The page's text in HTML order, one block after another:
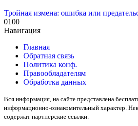
Тройная измена: ошибка или
0100
Навигация
Главная
Обратная связь
Политика конф.
Правообладателям
Обработка данных
Вся информация, на сайте представлена
информационно-ознакомительный характер.
содержат партнерские ссылки.